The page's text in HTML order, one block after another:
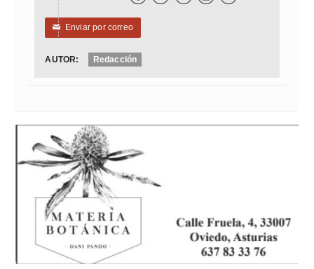
✉ Enviar por correo
AUTOR: Redacción